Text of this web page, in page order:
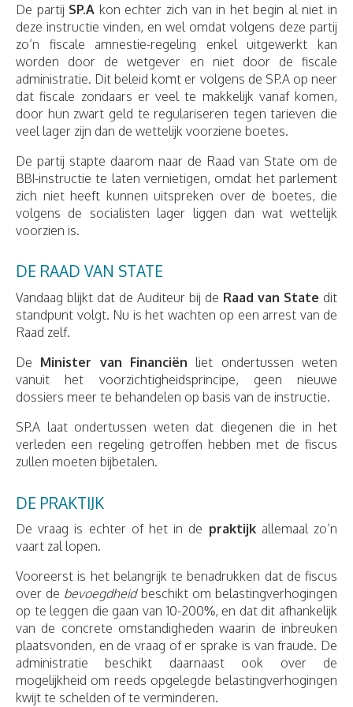
De partij SP.A kon echter zich van in het begin al niet in
deze instructie vinden, en wel omdat volgens deze partij
zo’n fiscale amnestie-regeling enkel uitgewerkt kan
worden door de wetgever en niet door de fiscale
administratie. Dit beleid komt er volgens de SP.A op neer
dat fiscale zondaars er veel te makkelijk vanaf komen,
door hun zwart geld te regulariseren tegen tarieven die
veel lager zijn dan de wettelijk voorziene boetes.
De partij stapte daarom naar de Raad van State om de
BBI-instructie te laten vernietigen, omdat het parlement
zich niet heeft kunnen uitspreken over de boetes, die
volgens de socialisten lager liggen dan wat wettelijk
voorzien is.
DE RAAD VAN STATE
Vandaag blijkt dat de Auditeur bij de Raad van State dit
standpunt volgt. Nu is het wachten op een arrest van de
Raad zelf.
De Minister van Financiën liet ondertussen weten
vanuit het voorzichtigheidsprincipe, geen nieuwe
dossiers meer te behandelen op basis van de instructie.
SP.A laat ondertussen weten dat diegenen die in het
verleden een regeling getroffen hebben met de fiscus
zullen moeten bijbetalen.
DE PRAKTIJK
De vraag is echter of het in de praktijkallemaal zo’n
vaart zal lopen.
Vooreerst is het belangrijk te benadrukken dat de fiscus
over de bevoegdheidbeschikt om belastingverhogingen
op te leggen die gaan van 10-200%, en dat dit afhankelijk
van de concrete omstandigheden waarin de inbreuken
plaatsvonden, en de vraag of er sprake is van fraude. De
administratie beschikt daarnaast ook over de
mogelijkheid om reeds opgelegde belastingverhogingen
kwijt te schelden of te verminderen.